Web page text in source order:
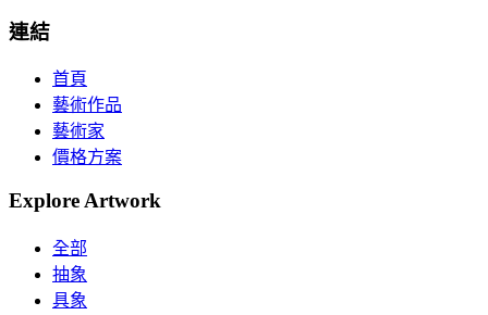
連結
首頁
藝術作品
藝術家
價格方案
Explore Artwork
全部
抽象
具象